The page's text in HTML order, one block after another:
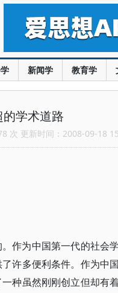
新闻学 教育学
学术道路
次 更新时间：2008-09-18
作为中国第一代的社会
许多便利条件。作为中
种虽然刚刚创立但却有